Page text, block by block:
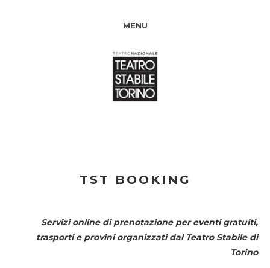
MENU
TST BOOKING
Servizi online di prenotazione per eventi gratuiti,
trasporti e provini organizzati dal Teatro Stabile di
Torino